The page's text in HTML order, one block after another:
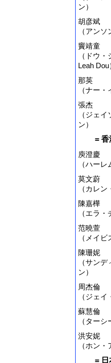
ン）
胡彦斌
（アンソ
竇靖童
（ドウ
Leah Dou
那英
（ナー・
張杰
（ジェ
ン）
= 香
庾澄慶
（ハーレ
莫文蔚
（カレン
陳嘉樺
（エラ・
范曉萱
（メイビ
陳珊妮
（サン
ン）
周杰倫
（ジェイ
蘇慧倫
（ターシ
洪安妮
（ホン・
= 日